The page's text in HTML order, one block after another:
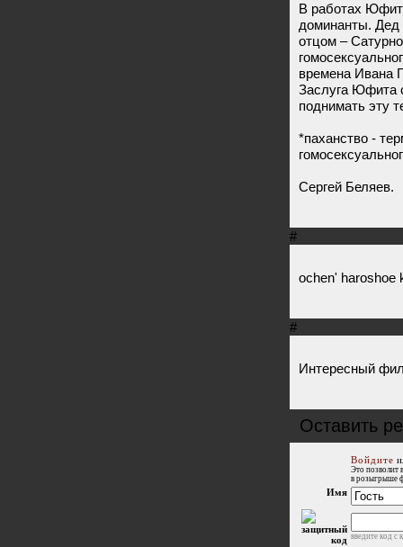
В работах
доминанты. Дед
отцом –
времена Ивана
Заслуга Юфита
поднимать эту
*паханство -
Сергей Беляев.
#
ochen' haroshoe
#
Интересный
Оставить
Войдите
Это позволит
в розыгрыше
Имя
введите код с